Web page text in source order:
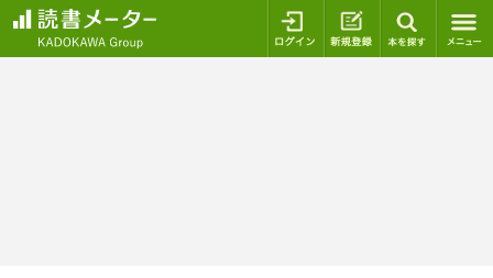
ログイン 新規登録